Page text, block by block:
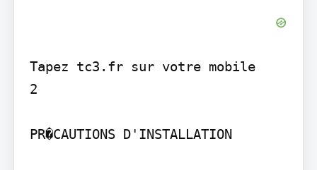
Tapez tc3.fr sur votre mobile
2
PR�CAUTIONS D'INSTALLATION